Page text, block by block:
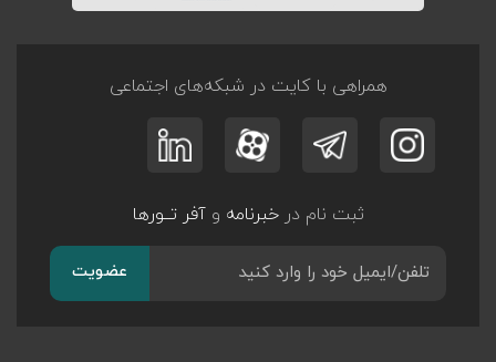
همراهی با کایت در شبکه‌های اجتماعی
ثبت نام درخبرنامه وآفر تــورها
عضویت